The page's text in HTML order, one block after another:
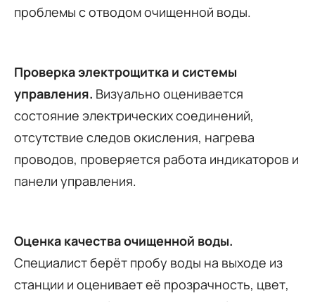
проблемы с отводом очищенной воды.
Проверка электрощитка и системы
управления. Визуально оценивается
состояние электрических соединений,
отсутствие следов окисления, нагрева
проводов, проверяется работа индикаторов и
панели управления.
Оценка качества очищенной воды.
Специалист берёт пробу воды на выходе из
станции и оценивает её прозрачность, цвет,